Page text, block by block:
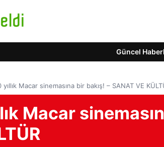
Güncel
yıllık Macar sinemasına bir bakış! – SANAT VE
Macar